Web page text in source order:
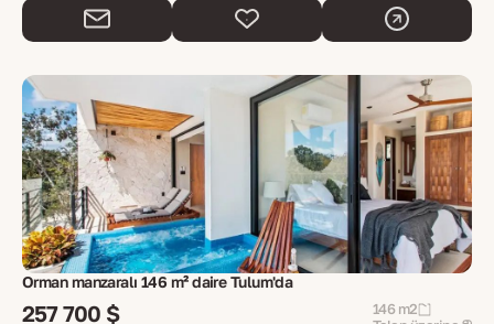
Orman manzaralı 146 m² daire Tulum'da
257 700 $
146 m2